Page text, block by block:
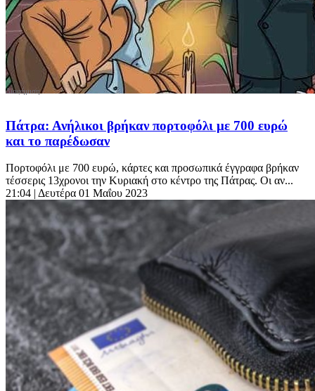
Πάτρα: Ανήλικοι βρήκαν πορτοφόλι με 700 ευρώ
και το παρέδωσαν
Πορτοφόλι με 700 ευρώ, κάρτες και προσωπικά έγγραφα βρήκαν
τέσσερις 13χρονοι την Κυριακή στο κέντρο της Πάτρας. Οι αν...
21:04 | Δευτέρα 01 Μαΐου 2023